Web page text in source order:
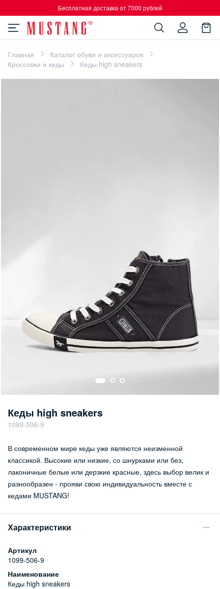
Бесплатная доставка от 7000 рублей
Главная
Каталог обуви и аксессуаров
Кроссовки и кеды
Кеды high sneakers
Кеды high sneakers
1099-506-9
В современном мире кеды уже являются неизменной
классикой. Высокие или низкие, со шнурками или без,
лаконичные белые или дерзкие красные, здесь выбор велик и
разнообразен - прояви свою индивидуальность вместе с
кедами MUSTANG!
Характеристики
Артикул
1099-506-9
Наименование
Кеды high sneakers